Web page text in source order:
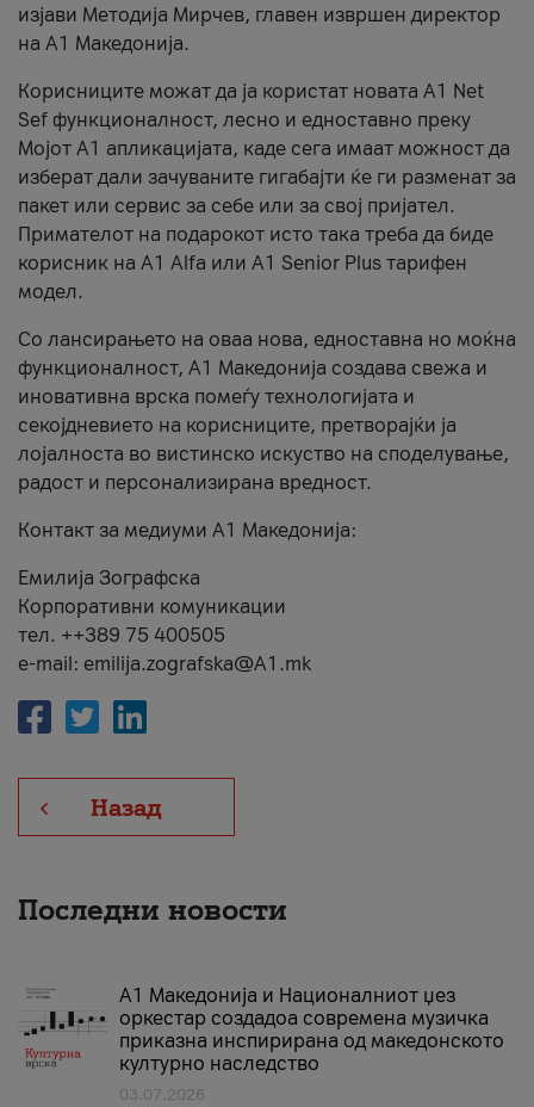
изјави Методија Мирчев, главен извршен директор
на А1 Македонија.
Корисниците можат да ја користат новата А1 Net
Sef функционалност, лесно и едноставно преку
Мојот А1 апликацијата, каде сега имаат можност да
изберат дали зачуваните гигабајти ќе ги разменат за
пакет или сервис за себе или за свој пријател.
Примателот на подарокот исто така треба да биде
корисник на А1 Alfa или A1 Senior Plus тарифен
модел.
Со лансирањето на оваа нова, едноставна но моќна
функционалност, А1 Македонија создава свежа и
иновативна врска помеѓу технологијата и
секојдневието на корисниците, претворајќи ја
лојалноста во вистинско искуство на споделување,
радост и персонализирана вредност.
Контакт за медиуми А1 Македонија:
Емилија Зографска
Корпоративни комуникации
тел. ++389 75 400505
e-mail: emilija.zografska@A1.mk
Назад
Последни новости
А1 Македонија и Националниот џез
оркестар создадоа современа музичка
приказна инспирирана од македонското
културно наследство
03.07.2026